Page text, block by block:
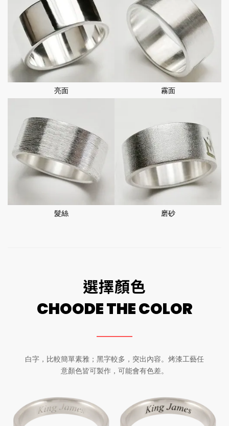
亮面 霧面
髮絲 磨砂
選擇顏色
CHOODE THE COLOR
白字，比較簡單素雅；黑字較多，突出內容。烤漆工藝任
意顏色皆可製作，可能會有色差。